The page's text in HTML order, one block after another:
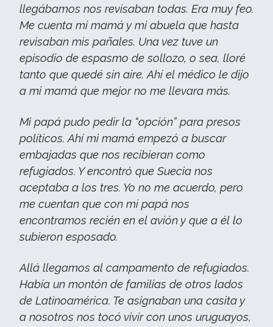
llegábamos nos revisaban todas. Era muy feo.
Me cuenta mi mamá y mi abuela que hasta
revisaban mis pañales. Una vez tuve un
episodio de espasmo de sollozo, o sea, lloré
tanto que quedé sin aire. Ahí el médico le dijo
a mi mamá que mejor no me llevara más.
Mi papá pudo pedir la “opción” para presos
políticos. Ahí mi mamá empezó a buscar
embajadas que nos recibieran como
refugiados. Y encontró que Suecia nos
aceptaba a los tres. Yo no me acuerdo, pero
me cuentan que con mi papá nos
encontramos recién en el avión y que a él lo
subieron esposado.
Allá llegamos al campamento de refugiados.
Había un montón de familias de otros lados
de Latinoamérica. Te asignaban una casita y
a nosotros nos tocó vivir con unos uruguayos,